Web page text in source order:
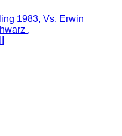
1983, Vs. Erwin
,